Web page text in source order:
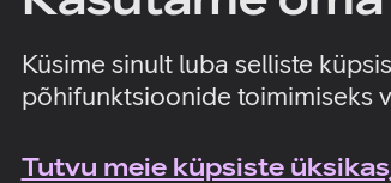
Küsime sinult luba selliste
põhifunktsioonide toimimiseks
Tutvu meie küpsiste